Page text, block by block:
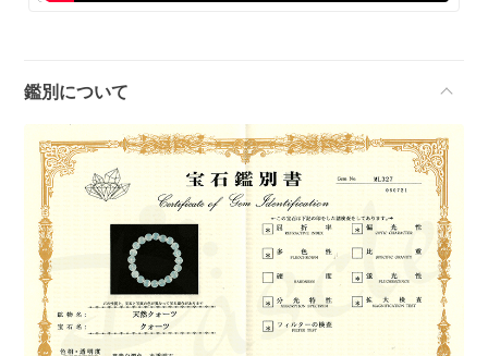
鑑別について